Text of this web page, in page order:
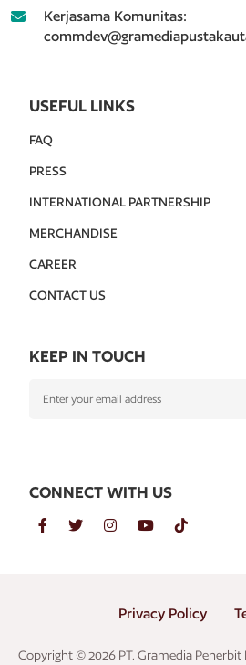
Kerjasama Komunitas:
USEFUL LINKS
FAQ
PRESS
INTERNATIONAL PARTNERSHIP
MERCHANDISE
CAREER
CONTACT US
KEEP IN TOUCH
CONNECT WITH US
Copyright © 2026 PT. Gramedia
Privacy Policy